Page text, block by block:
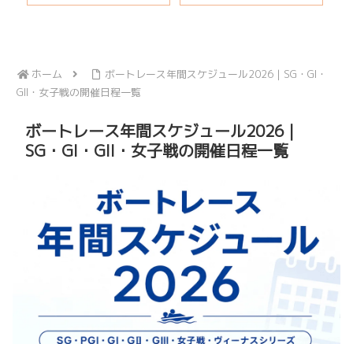
ホーム
ボートレース年間スケジュール2026｜SG・GI・
GII・女子戦の開催日程一覧
ボートレース年間スケジュール2026｜
SG・GI・GII・女子戦の開催日程一覧